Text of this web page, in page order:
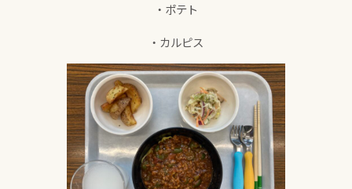
・ポテト
・カルピス